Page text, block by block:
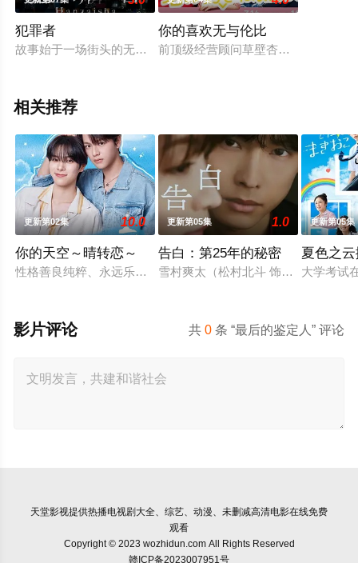
犯罪者
故事始于一场街头的无差别杀人案。唯一幸存的青年修司（水
你的喜欢无与伦比
前顶级经营顾问草壁杏奈（松本若菜
相关推荐
更新第02集 10.0
你的天空～晴转恋～
性格善良纯粹、永远乐观开朗的阳光少年舟濑阳向（福田步汰
更新第05集 1.0
告白：第25年的秘密
雪村爽太（松村北斗 饰）自幼因一
更新第05集
夏色之
大学考试
共0 条 “最后的鉴定人” 评论
影片评论
天堂影视提供热播电视剧大全、综艺、动漫、未删减高清电影在线免费
观看
Copyright © 2023 wozhidun.com All Rights Reserved
赣ICP备2023007951号